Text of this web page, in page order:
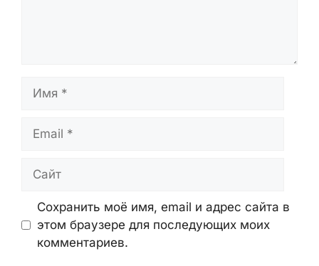
Имя
Email
Сайт
Сохранить моё имя, email и адрес сайта в
этом браузере для последующих моих
комментариев.